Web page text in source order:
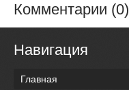
Комментарии (0)
Навигация
Главная